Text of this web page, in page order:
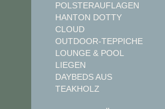
POLSTERAUFLAGEN
HANTON DOTTY
CLOUD
OUTDOOR-TEPPICHE
LOUNGE & POOL
LIEGEN
DAYBEDS AUS
TEAKHOLZ